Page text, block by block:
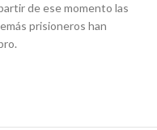
de ese momento las
prisioneros han